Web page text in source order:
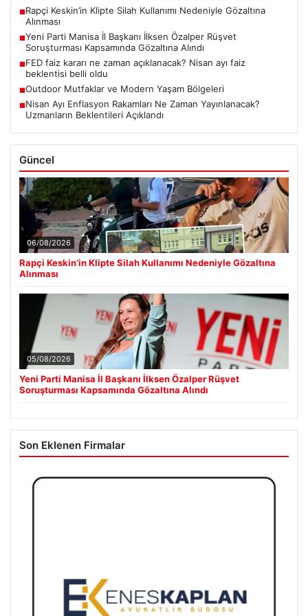
■Rapçi Keskin’in Klipte Silah Kullanımı Nedeniyle Gözaltına
Alınması
■Yeni Parti Manisa İl Başkanı İlksen Özalper Rüşvet
Soruşturması Kapsamında Gözaltına Alındı
■FED faiz kararı ne zaman açıklanacak? Nisan ayı faiz
beklentisi belli oldu
■Outdoor Mutfaklar ve Modern Yaşam Bölgeleri
■Nisan Ayı Enflasyon Rakamları Ne Zaman Yayınlanacak?
Uzmanların Beklentileri Açıklandı
Güncel
06/08/2026
Rapçi Keskin’in Klipte Silah Kullanımı Nedeniyle Gözaltına
Alınması
05/08/2026
Yeni Parti Manisa İl Başkanı İlksen Özalper Rüşvet
Soruşturması Kapsamında Gözaltına Alındı
Son Eklenen Firmalar